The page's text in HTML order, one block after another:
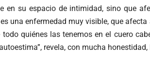
en su espacio de intimidad, sino que
una enfermedad muy visible, que
quiénes las tenemos en el cuero
revela, con mucha